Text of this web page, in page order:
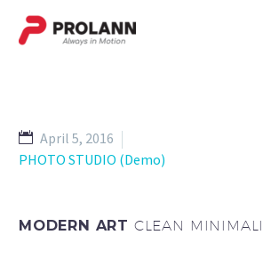
April 5, 2016
PHOTO STUDIO (Demo)
MODERN ART CLEAN